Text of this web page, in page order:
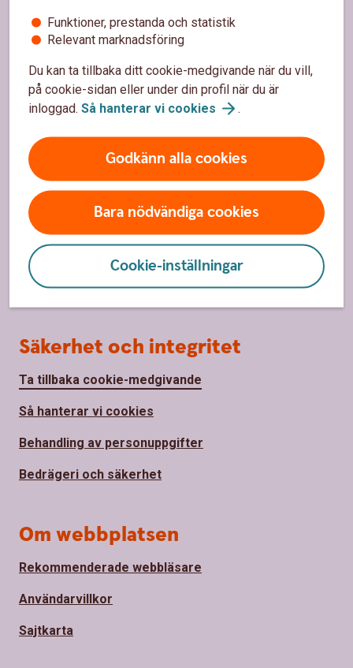
Funktioner, prestanda och statistik
Relevant marknadsföring
Du kan ta tillbaka ditt cookie-medgivande när du vill,
på cookie-sidan eller under din profil när du är
inloggad. Så hanterar vi cookies .
Godkänn alla cookies
Bara nödvändiga cookies
Cookie-inställningar
Bli kund
Priser, räntor och kurser
Om Sparbanken Nord
Hållbarhet
Vårt samhällsengagemang
Press
Jobba hososs
Säkerhet och integritet
Ta tillbaka cookie-medgivande
Så hanterar vi cookies
Behandling av personuppgifter
Bedrägeri och säkerhet
Om webbplatsen
Rekommenderade webbläsare
Användarvillkor
Sajtkarta